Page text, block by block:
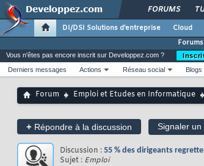
FORUMS
DI/DSI Solutions d'entreprise Cloud
Vous n'êtes pas encore inscrit sur Developpez.com ?
Derniers messages
Actions Réseau social Blogs
Forum Emploi et Etudes en Informatique
+ Répondre à la discussion Signaler
Discussion : 55 % des dirigeants
Sujet : Emploi